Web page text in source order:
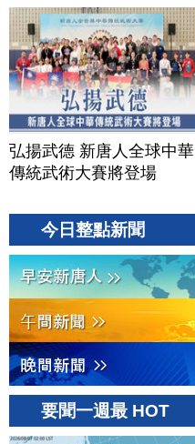
弘揚武德 新唐人全球中華
傳統武術大賽將登場
今日整點新聞
要聞一週最 HOT